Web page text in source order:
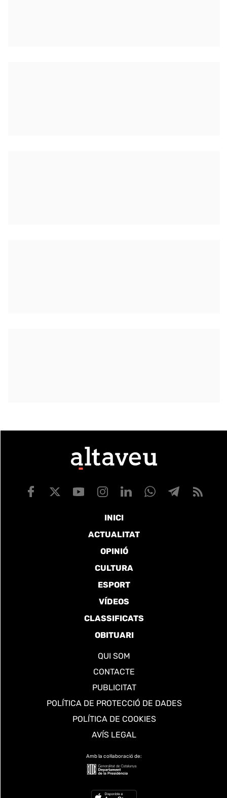
INICI
ACTUALITAT
OPINIÓ
CULTURA
ESPORT
VÍDEOS
CLASSIFICATS
OBITUARI
QUI SOM
CONTACTE
PUBLICITAT
POLÍTICA DE PROTECCIÓ DE DADES
POLÍTICA DE COOKIES
AVÍS LEGAL
Amb la col·laboració de: